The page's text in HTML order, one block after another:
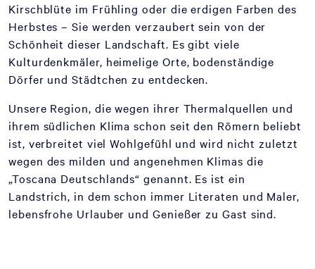
Kirschblüte im Frühling oder die erdigen Farben des
Herbstes – Sie werden verzaubert sein von der
Schönheit dieser Landschaft. Es gibt viele
Kulturdenkmäler, heimelige Orte, bodenständige
Dörfer und Städtchen zu entdecken.
Unsere Region, die wegen ihrer Thermalquellen und
ihrem südlichen Klima schon seit den Römern beliebt
ist, verbreitet viel Wohlgefühl und wird nicht zuletzt
wegen des milden und angenehmen Klimas die
„Toscana Deutschlands“ genannt. Es ist ein
Landstrich, in dem schon immer Literaten und Maler,
lebensfrohe Urlauber und Genießer zu Gast sind.